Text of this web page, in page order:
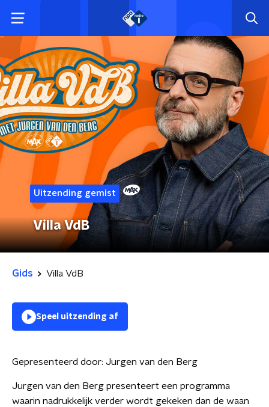
Uitzending gemist
Villa VdB
Gids Villa VdB
Speel uitzending af
Gepresenteerd door: Jurgen van den Berg
Jurgen van den Berg presenteert een programma
waarin nadrukkelijk verder wordt gekeken dan de waan